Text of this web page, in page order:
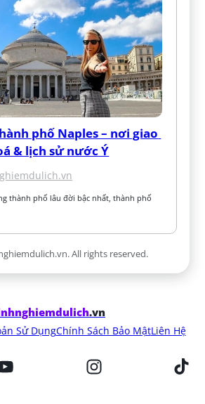
phố Naples – nơi giao
& lịch sử nước Ý
thành phố lâu đời bậc nhất, thành phố
All rights reserved.
.vn
Sử DụngChính Sách Bảo MậtLiên Hệ